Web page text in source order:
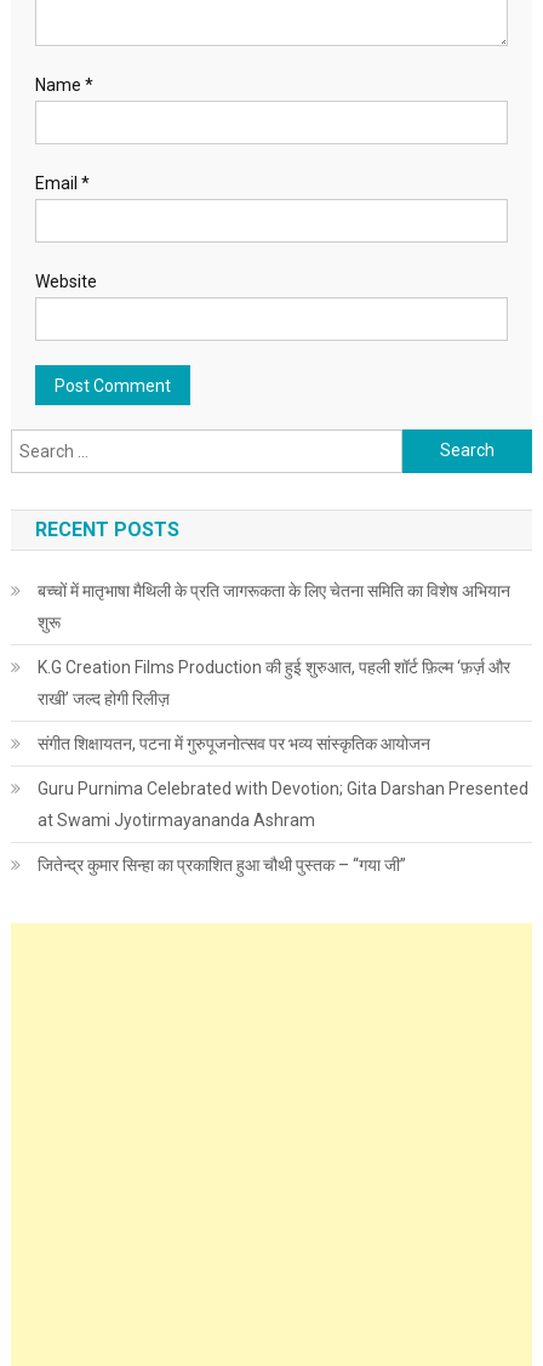
Name *
Email *
Website
Search for:
RECENT POSTS
बच्चों में मातृभाषा मैथिली के प्रति जागरूकता के लिए चेतना समिति का विशेष अभियान
शुरू
K.G Creation Films Production की हुई शुरुआत, पहली शॉर्ट फ़िल्म ‘फ़र्ज़ और
राखी’ जल्द होगी रिलीज़
संगीत शिक्षायतन, पटना में गुरुपूजनोत्सव पर भव्य सांस्कृतिक आयोजन
Guru Purnima Celebrated with Devotion; Gita Darshan Presented
at Swami Jyotirmayananda Ashram
जितेन्द्र कुमार सिन्हा का प्रकाशित हुआ चौथी पुस्तक – “गया जी”